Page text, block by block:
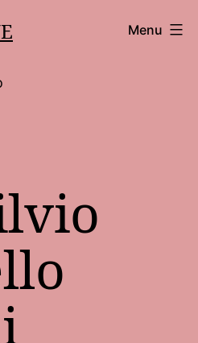
Menu